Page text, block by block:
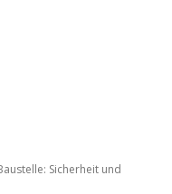
Sicherheit und